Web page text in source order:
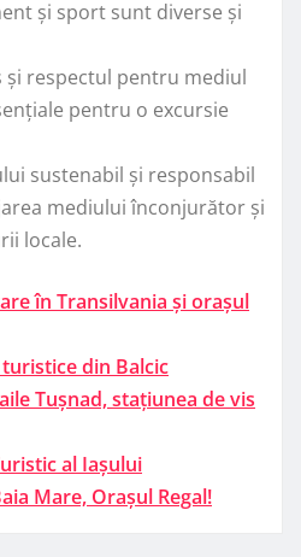
și sport sunt diverse și
și respectul pentru mediul
pentru o excursie
sustenabil și responsabil
mediului înconjurător și
locale.
în Transilvania și orașul
din Balcic
Tușnad, stațiunea de vis
al Iașului
Mare, Orașul Regal!